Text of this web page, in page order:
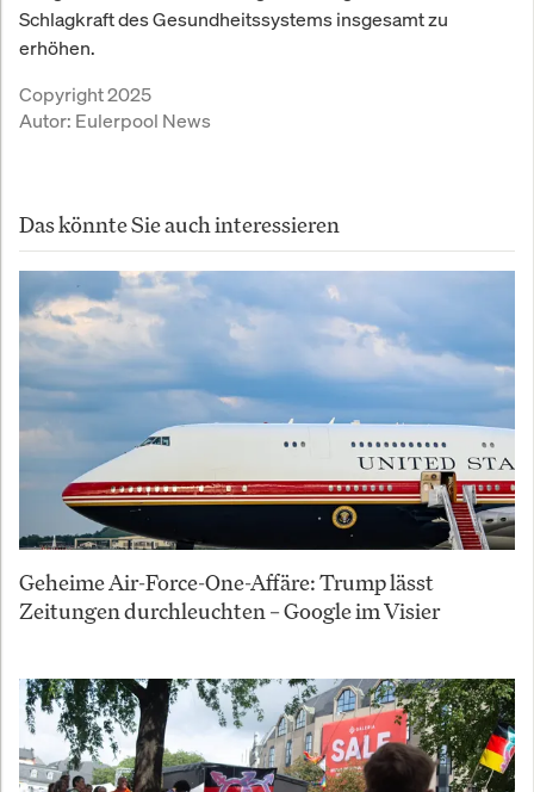
Schlagkraft des Gesundheitssystems insgesamt zu
erhöhen.
Copyright 2025
Autor: Eulerpool News
Das könnte Sie auch interessieren
Geheime Air-Force-One-Affäre: Trump lässt
Zeitungen durchleuchten – Google im Visier